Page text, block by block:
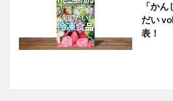
「か
だい
表！